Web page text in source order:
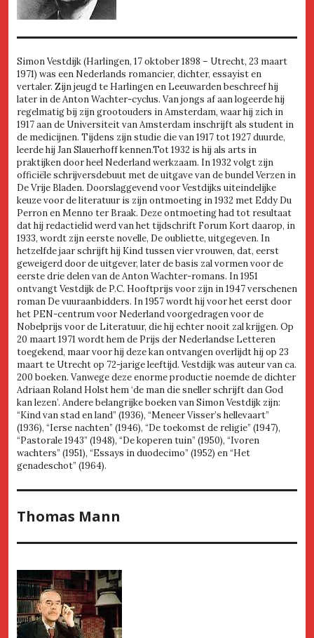
Simon Vestdijk (Harlingen, 17 oktober 1898 – Utrecht, 23 maart
1971) was een Nederlands romancier, dichter, essayist en
vertaler. Zijn jeugd te Harlingen en Leeuwarden beschreef hij
later in de Anton Wachter-cyclus. Van jongs af aan logeerde hij
regelmatig bij zijn grootouders in Amsterdam, waar hij zich in
1917 aan de Universiteit van Amsterdam inschrijft als student in
de medicijnen. Tijdens zijn studie die van 1917 tot 1927 duurde,
leerde hij Jan Slauerhoff kennen.Tot 1932 is hij als arts in
praktijken door heel Nederland werkzaam. In 1932 volgt zijn
officiële schrijversdebuut met de uitgave van de bundel Verzen in
De Vrije Bladen. Doorslaggevend voor Vestdijks uiteindelijke
keuze voor de literatuur is zijn ontmoeting in 1932 met Eddy Du
Perron en Menno ter Braak. Deze ontmoeting had tot resultaat
dat hij redactielid werd van het tijdschrift Forum Kort daarop, in
1933, wordt zijn eerste novelle, De oubliette, uitgegeven. In
hetzelfde jaar schrijft hij Kind tussen vier vrouwen, dat, eerst
geweigerd door de uitgever, later de basis zal vormen voor de
eerste drie delen van de Anton Wachter-romans. In 1951
ontvangt Vestdijk de P.C. Hooftprijs voor zijn in 1947 verschenen
roman De vuuraanbidders. In 1957 wordt hij voor het eerst door
het PEN-centrum voor Nederland voorgedragen voor de
Nobelprijs voor de Literatuur, die hij echter nooit zal krijgen. Op
20 maart 1971 wordt hem de Prijs der Nederlandse Letteren
toegekend, maar voor hij deze kan ontvangen overlijdt hij op 23
maart te Utrecht op 72-jarige leeftijd. Vestdijk was auteur van ca.
200 boeken. Vanwege deze enorme productie noemde de dichter
Adriaan Roland Holst hem ‘de man die sneller schrijft dan God
kan lezen’. Andere belangrijke boeken van Simon Vestdijk zijn:
“Kind van stad en land” (1936), “Meneer Visser’s hellevaart”
(1936), “Ierse nachten” (1946), “De toekomst de religie” (1947),
“Pastorale 1943” (1948), “De koperen tuin” (1950), “Ivoren
wachters” (1951), “Essays in duodecimo” (1952) en “Het
genadeschot” (1964).
Thomas Mann